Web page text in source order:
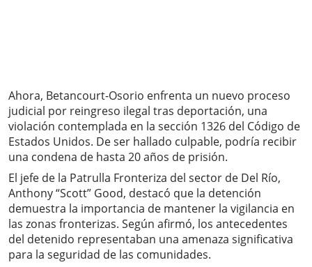
Ahora, Betancourt-Osorio enfrenta un nuevo proceso
judicial por reingreso ilegal tras deportación, una
violación contemplada en la sección 1326 del Código de
Estados Unidos. De ser hallado culpable, podría recibir
una condena de hasta 20 años de prisión.
El jefe de la Patrulla Fronteriza del sector de Del Río,
Anthony “Scott” Good, destacó que la detención
demuestra la importancia de mantener la vigilancia en
las zonas fronterizas. Según afirmó, los antecedentes
del detenido representaban una amenaza significativa
para la seguridad de las comunidades.